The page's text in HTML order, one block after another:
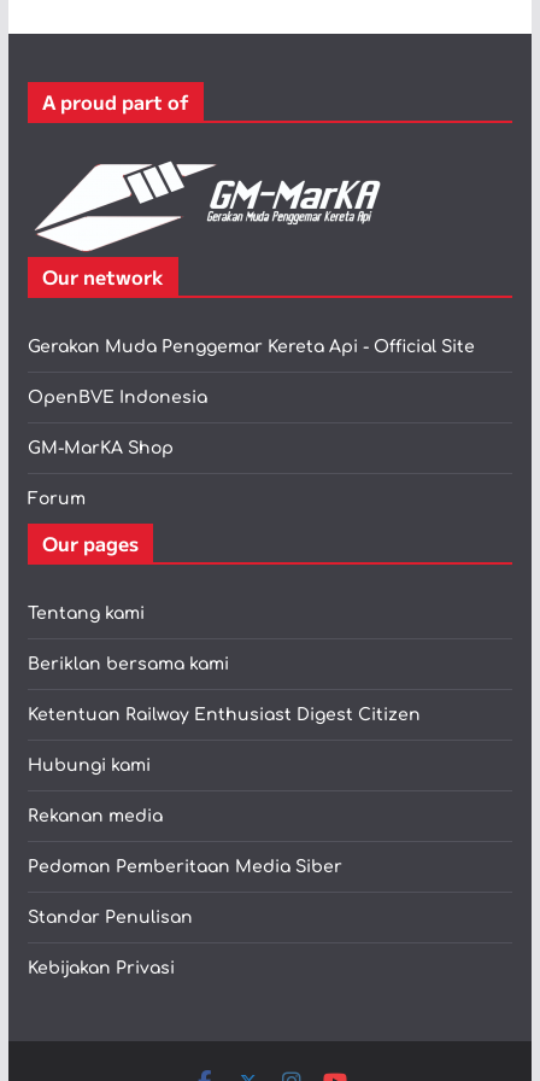
r
A proud part of
Our network
Gerakan Muda Penggemar Kereta Api - Official Site
OpenBVE Indonesia
GM-MarKA Shop
Forum
Our pages
Tentang kami
Beriklan bersama kami
Ketentuan Railway Enthusiast Digest Citizen
Hubungi kami
Rekanan media
Pedoman Pemberitaan Media Siber
Standar Penulisan
Kebijakan Privasi